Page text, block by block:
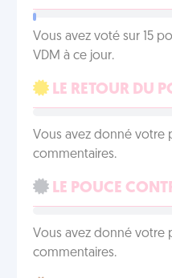
Vous avez voté sur 15
VDM à ce jour.
LE RETOUR DU
Vous avez donné votre
commentaires.
LE POUCE
Vous avez donné votre
commentaires.